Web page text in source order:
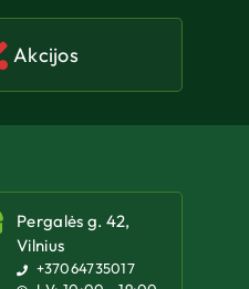
Akcijos
Pergalės g. 42,
Vilnius
+37064735017